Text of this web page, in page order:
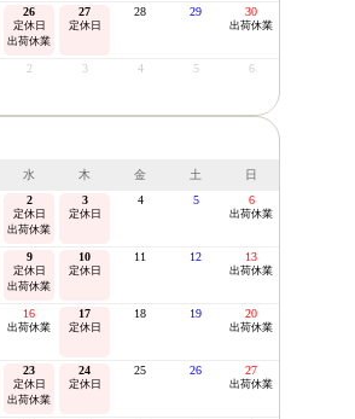
26
定休日
出荷休業
27
定休日
28 29 30
出荷休業
2 3 4 5 6
水 木 金 土
日
2
定休日
出荷休業
3
定休日
4 5 6
出荷休業
9
定休日
出荷休業
10
定休日
11 12 13
出荷休業
16
出荷休業
17
定休日
18 19 20
出荷休業
23
定休日
出荷休業
24
定休日
25 26 27
出荷休業